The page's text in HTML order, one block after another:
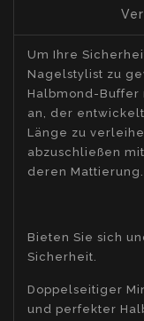
Um Ihre
Nagelstylist zu
Halbmond-Buffer
an, der
Länge zu
abzuschließen
deren Mattierung.
Bieten Sie sich
Sicherheit.
Doppelseitiger
und perfekter